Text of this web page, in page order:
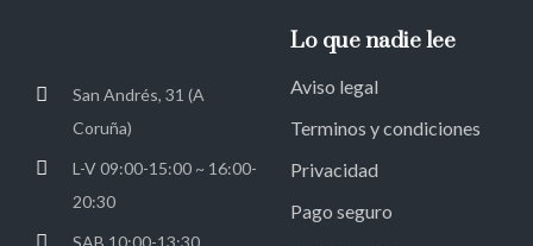
San Andrés, 31 (A
Coruña)
L-V 09:00-15:00 ~ 16:00-
20:30
SAB 10:00-13:30
Lo que nadie lee
Aviso legal
Terminos y condiciones
Privacidad
Pago seguro